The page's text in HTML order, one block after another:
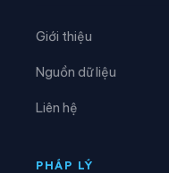
Xã Hậu Lộc
Giới thiệu
Nguồn dữ liệu
Liên hệ
PHÁP LÝ